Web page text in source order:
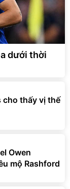
dưới thời
cho thấy vị thế
Owen
mộ Rashford